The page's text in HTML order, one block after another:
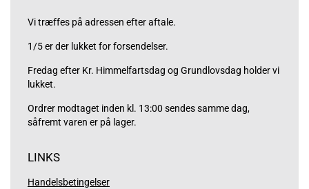
Vi træffes på adressen efter aftale.
1/5 er der lukket for forsendelser.
Fredag efter Kr. Himmelfartsdag og Grundlovsdag holder vi
lukket.
Ordrer modtaget inden kl. 13:00 sendes samme dag,
såfremt varen er på lager.
LINKS
Handelsbetingelser